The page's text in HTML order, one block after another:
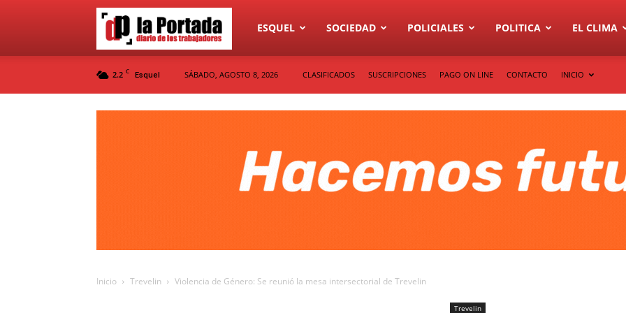
Diario
ESQUEL SOCIEDAD POLICIALES POLITICA EL CLIMA
2.2 C Esquel SÁBADO, AGOSTO 8, 2026 CLASIFICADOS SUSCRIPCIONES PAGO ON LINE CONTACTO INICIO
Inicio Trevelin Violencia de Género: Se reunió la mesa intersectorial de Trevelin
Trevelin